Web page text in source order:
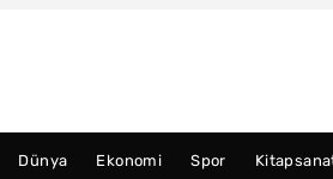
Dünya Ekonomi Spor